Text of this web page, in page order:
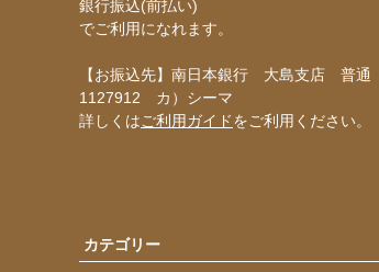
銀行振込(前払い)
でご利用になれます。
【お振込先】南日本銀行 大島支店 普通
1127912 カ）シーマ
詳しくはご利用ガイドをご利用ください。
カテゴリー